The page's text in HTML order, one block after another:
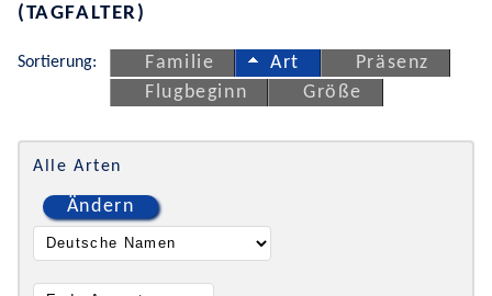
(TAGFALTER)
Sortierung: Familie Art
Präsenz
Flugbeginn
Größe
Alle Arten
Ändern